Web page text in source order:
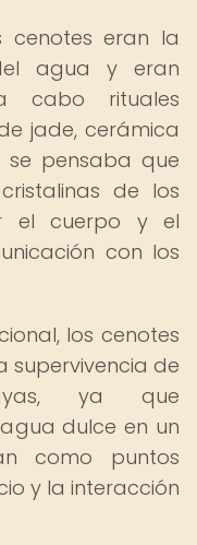
cenotes eran la
agua y eran
cabo rituales
jade, cerámica
se pensaba que
de los
el cuerpo y el
con los
los cenotes
supervivencia de
ya que
dulce en un
como puntos
y la interacción